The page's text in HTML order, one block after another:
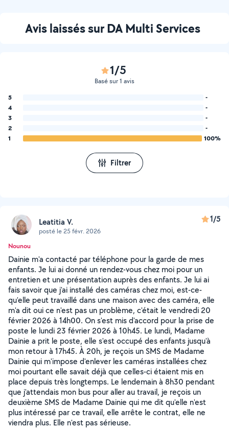
Avis laissés sur DA Multi Services
1/5
Basé sur 1 avis
5
-
4
-
3
-
2
-
1
100%
Filtrer
Leatitia V.
posté le 25 févr. 2026
1/5
Nounou
Dainie m'a contacté par téléphone pour la garde de mes
enfants. Je lui ai donné un rendez-vous chez moi pour un
entretien et une présentation auprès des enfants. Je lui ai
fais savoir que j'ai installé des caméras chez moi, est-ce-
qu'elle peut travaillé dans une maison avec des caméra, elle
m'a dit oui ce n'est pas un problème, c'était le vendredi 20
février 2026 à 14h00. On s'est mis d'accord pour la prise de
poste le lundi 23 février 2026 à 10h45. Le lundi, Madame
Dainie a prit le poste, elle s'est occupé des enfants jusqu'à
mon retour à 17h45. À 20h, je reçois un SMS de Madame
Dainie qui m'impose d'enlever les caméras installées chez
moi pourtant elle savait déjà que celles-ci étaient mis en
place depuis très longtemps. Le lendemain à 8h30 pendant
que j'attendais mon bus pour aller au travail, je reçois un
deuxième SMS de Madame Dainie qui me dit qu'elle n'est
plus intéressé par ce travail, elle arrête le contrat, elle ne
viendra plus. Elle n'est pas sérieuse.